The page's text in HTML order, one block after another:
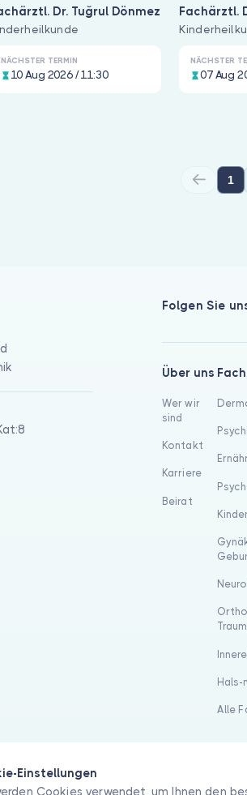
Dr. Tuğrul Dönmez
NÄCHSTER TERMIN
10 Aug 2026 / 11:30
Fachärztl.
NÄCHSTER
07 Aug
1
Einstellungen
Cookies verwendet, um Ihnen den
Folgen Sie
Über uns
Wer wir
sind
Kontakt
Karriere
Beirat
Hals-
Alle